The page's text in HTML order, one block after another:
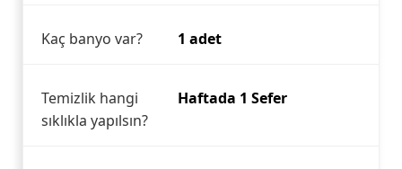
Kaç banyo var? 1 adet
Temizlik hangi
sıklıkla yapılsın?
Haftada 1 Sefer